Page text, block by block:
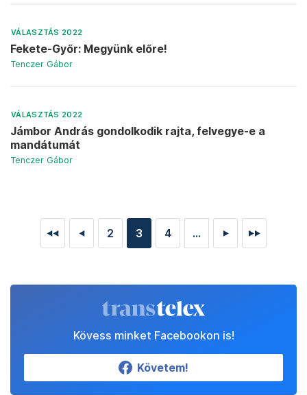
VÁLASZTÁS 2022
Fekete-Győr: Megyünk előre!
Tenczer Gábor
VÁLASZTÁS 2022
Jámbor András gondolkodik rajta, felvegye-e a
mandátumát
Tenczer Gábor
◄◄ ◄ 2 3 4 ... ► ►►
Kövess minket Facebookon is!
Követem!